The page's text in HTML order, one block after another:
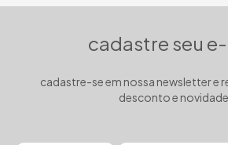
cadastre seu
cadastre-se em nossa newsletter e
desconto e